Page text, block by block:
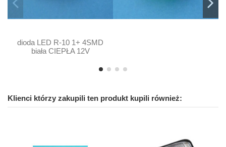
dioda LED R-10 1+ 4SMD
biała CIEPŁA 12V
Klienci którzy zakupili ten produkt kupili również: